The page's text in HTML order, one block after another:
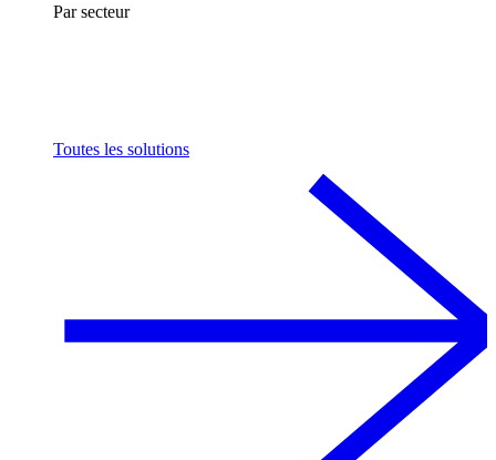
Par secteur
Toutes les solutions